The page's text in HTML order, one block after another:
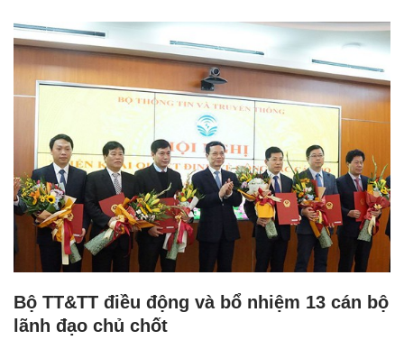
Bộ TT&TT điều động và bổ nhiệm 13 cán bộ
lãnh đạo chủ chốt